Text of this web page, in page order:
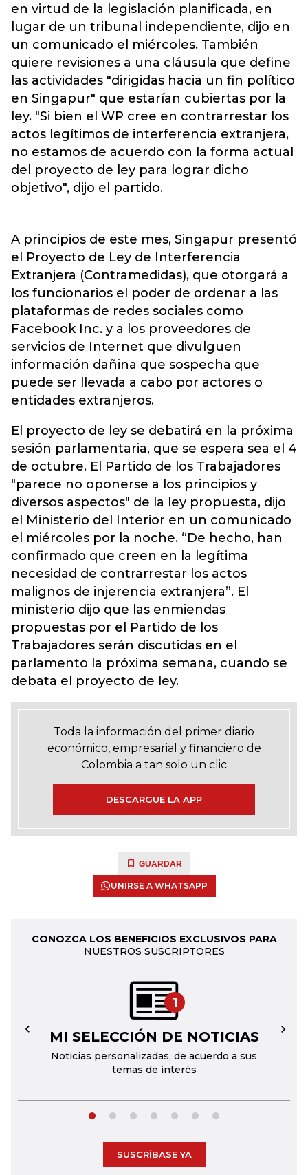
en virtud de la legislación planificada, en
lugar de un tribunal independiente, dijo en
un comunicado el miércoles. También
quiere revisiones a una cláusula que define
las actividades "dirigidas hacia un fin político
en Singapur" que estarían cubiertas por la
ley. "Si bien el WP cree en contrarrestar los
actos legítimos de interferencia extranjera,
no estamos de acuerdo con la forma actual
del proyecto de ley para lograr dicho
objetivo", dijo el partido.
A principios de este mes, Singapur presentó
el Proyecto de Ley de Interferencia
Extranjera (Contramedidas), que otorgará a
los funcionarios el poder de ordenar a las
plataformas de redes sociales como
Facebook Inc. y a los proveedores de
servicios de Internet que divulguen
información dañina que sospecha que
puede ser llevada a cabo por actores o
entidades extranjeros.
El proyecto de ley se debatirá en la próxima
sesión parlamentaria, que se espera sea el 4
de octubre. El Partido de los Trabajadores
"parece no oponerse a los principios y
diversos aspectos" de la ley propuesta, dijo
el Ministerio del Interior en un comunicado
el miércoles por la noche. “De hecho, han
confirmado que creen en la legítima
necesidad de contrarrestar los actos
malignos de injerencia extranjera”. El
ministerio dijo que las enmiendas
propuestas por el Partido de los
Trabajadores serán discutidas en el
parlamento la próxima semana, cuando se
debata el proyecto de ley.
Toda la información del primer diario
económico, empresarial y financiero de
Colombia a tan solo un clic
DESCARGUE LA APP
GUARDAR
UNIRSE A WHATSAPP
CONOZCA LOS BENEFICIOS EXCLUSIVOS PARA
NUESTROS SUSCRIPTORES
1
MI SELECCIÓN DE NOTICIAS
Noticias personalizadas, de acuerdo a sus
temas de interés
← →
SUSCRÍBASE YA